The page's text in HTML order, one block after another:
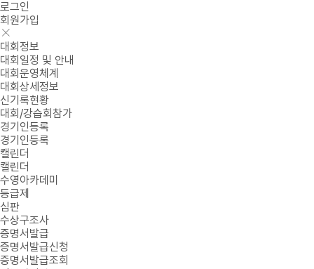
로그인
회원가입
대회정보
대회일정 및 안내
대회운영체계
대회상세정보
신기록현황
대회/강습회참가
경기인등록
경기인등록
캘린더
캘린더
수영아카데미
등급제
심판
수상구조사
증명서발급
증명서발급신청
증명서발급조회